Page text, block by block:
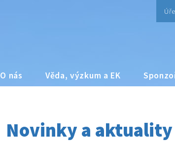
O nás Věda, výzkum a EK
Novinky a aktuality